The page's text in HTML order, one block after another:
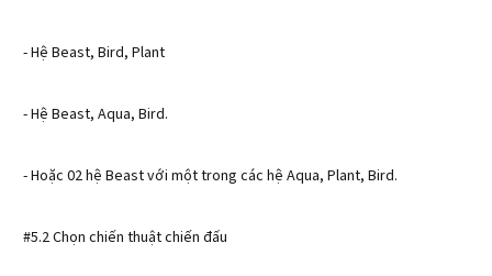
- Hệ Beast, Bird, Plant
- Hệ Beast, Aqua, Bird.
- Hoặc 02 hệ Beast với một trong các hệ Aqua, Plant, Bird.
#5.2 Chọn chiến thuật chiến đấu